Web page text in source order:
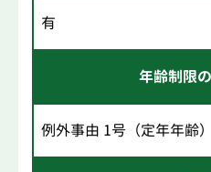
有
年齢制限
例外事由 1号（定年年齢）